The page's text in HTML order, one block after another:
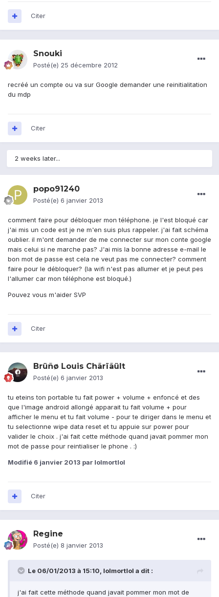
Citer
Snouki
Posté(e) 25 décembre 2012
recréé un compte ou va sur Google demander une reinitialitation
du mdp
Citer
2 weeks later...
popo91240
Posté(e) 6 janvier 2013
comment faire pour débloquer mon téléphone. je l'est bloqué car
j'ai mis un code est je ne m'en suis plus rappeler. j'ai fait schéma
oublier. il m'ont demander de me connecter sur mon conte google
mais celui si ne marche pas? J'ai mis la bonne adresse e-mail le
bon mot de passe est cela ne veut pas me connecter? comment
faire pour le débloquer? (la wifi n'est pas allumer et je peut pes
l'allumer car mon téléphone est bloqué.)
Pouvez vous m'aider SVP
Citer
Brüñø Louis Chãrïãült
Posté(e) 6 janvier 2013
tu eteins ton portable tu fait power + volume + enfoncé et des
que l'image android allongé apparait tu fait volume + pour
afficher le menu et tu fait volume - pour te diriger dans le menu et
tu selectionne wipe data reset et tu appuie sur power pour
valider le choix . j'ai fait cette méthode quand javait pommer mon
mot de passe pour reintialiser le phone . :)
Modifié 6 janvier 2013 par lolmortlol
Citer
Regine
Posté(e) 8 janvier 2013
Le 06/01/2013 à 15:10, lolmortlol a dit :
j'ai fait cette méthode quand javait pommer mon mot de